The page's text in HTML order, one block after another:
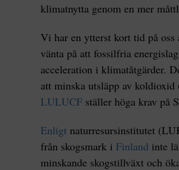
klimatnytta genom en mer
Vi har en ytterst kort tid på oss
vänta på att fossilfria
acceleration i klimatåtgärder.
att minska utsläpp av koldioxid
LULUCF ställer höga krav på
Enligt naturresursinstitutet
från skogsmark i Finland inte
minskande skogstillväxt och